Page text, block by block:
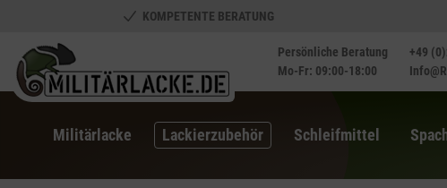
Zur Hauptnavigation springen
KOMPETENTE BERATUNG
Persönliche Beratung
Mo-Fr: 09:00-18:00
+49
Militärlacke Lackierzubehör Schleifmittel